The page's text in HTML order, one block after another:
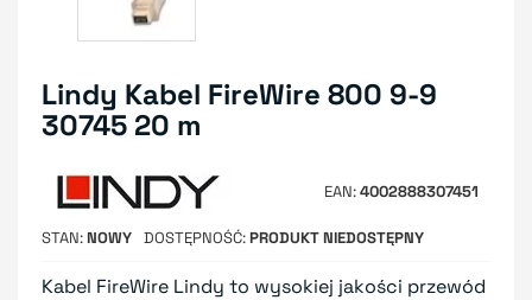
Lindy Kabel FireWire 800 9-9
30745 20 m
EAN 4002888307451
STAN NOWY DOSTĘPNOŚĆ PRODUKT NIEDOSTĘPNY
Kabel FireWire Lindy to wysokiej jakości przewód